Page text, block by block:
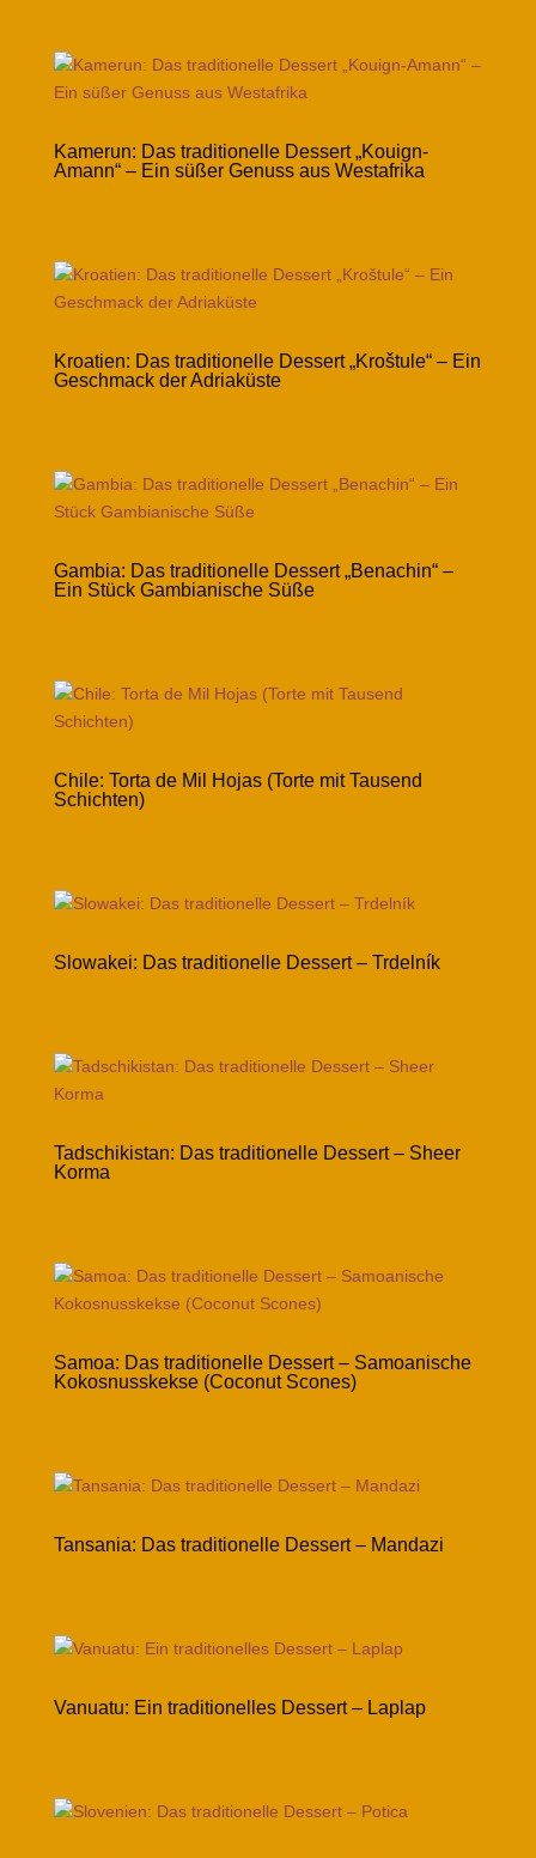
Kamerun: Das traditionelle Dessert „Kouign-
Amann“ – Ein süßer Genuss aus Westafrika
Kroatien: Das traditionelle Dessert „Kroštule“ – Ein
Geschmack der Adriaküste
Gambia: Das traditionelle Dessert „Benachin“ –
Ein Stück Gambianische Süße
Chile: Torta de Mil Hojas (Torte mit Tausend
Schichten)
Slowakei: Das traditionelle Dessert – Trdelník
Tadschikistan: Das traditionelle Dessert – Sheer
Korma
Samoa: Das traditionelle Dessert – Samoanische
Kokosnusskekse (Coconut Scones)
Tansania: Das traditionelle Dessert – Mandazi
Vanuatu: Ein traditionelles Dessert – Laplap